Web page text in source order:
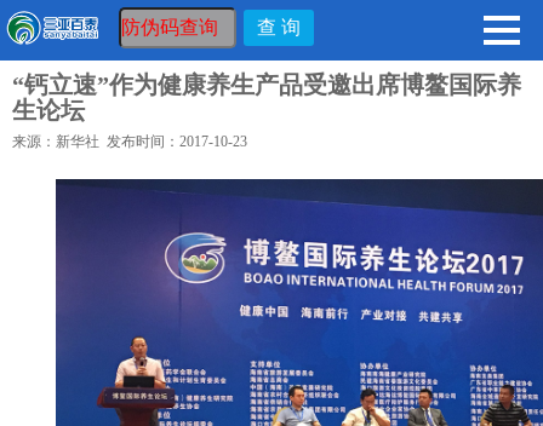
“钙立速”作为健康养生产品受邀出席博鳌国际养
生论坛
来源：新华社 发布时间：2017-10-23